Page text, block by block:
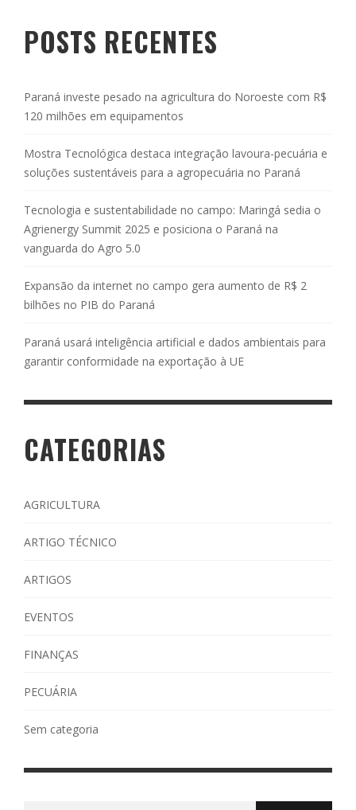
POSTS RECENTES
Paraná investe pesado na agricultura do Noroeste com R$
120 milhões em equipamentos
Mostra Tecnológica destaca integração lavoura-pecuária e
soluções sustentáveis para a agropecuária no Paraná
Tecnologia e sustentabilidade no campo: Maringá sedia o
Agrienergy Summit 2025 e posiciona o Paraná na
vanguarda do Agro 5.0
Expansão da internet no campo gera aumento de R$ 2
bilhões no PIB do Paraná
Paraná usará inteligência artificial e dados ambientais para
garantir conformidade na exportação à UE
CATEGORIAS
AGRICULTURA
ARTIGO TÉCNICO
ARTIGOS
EVENTOS
FINANÇAS
PECUÁRIA
Sem categoria